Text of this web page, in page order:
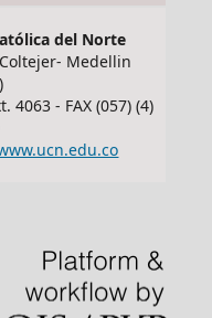
del Norte
Medellin
4063 - FAX (057) (4)